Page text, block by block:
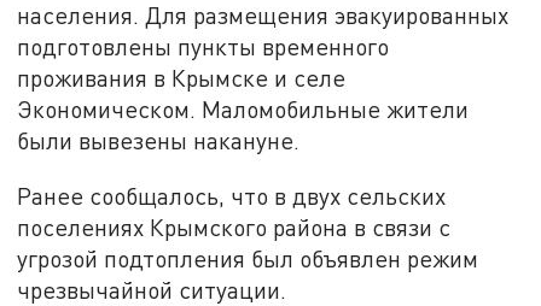
населения. Для размещения эвакуированных
подготовлены пункты временного
проживания в Крымске и селе
Экономическом. Маломобильные жители
были вывезены накануне.
Ранее сообщалось, что в двух сельских
поселениях Крымского района в связи с
угрозой подтопления был объявлен режим
чрезвычайной ситуации.